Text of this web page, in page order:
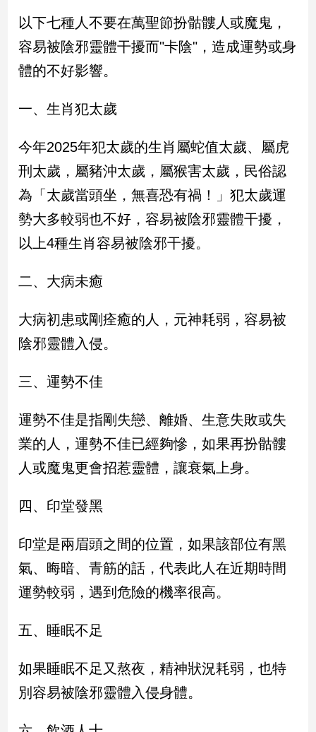
民
國
會
觀
點
兩
岸/
國
際
會/
方
新
冠
毒
區
南
灣
點
南
台
灣
點
樂
以下七種人不要在萬聖節扮骷髏人或魔鬼，
容易被陰邪靈體干擾而"卡陰"，造成運勢或身
體的不好影響。
一、生肖犯太歲
今年2025年犯太歲的生肖屬蛇值太歲、屬虎
刑太歲，屬豬沖太歲，屬猴害太歲，民俗認
為「太歲當頭坐，無喜恐有禍！」犯太歲運
勢大多較弱也不好，容易被陰邪靈體干擾，
以上4種生肖容易被陰邪干擾。
二、大病未癒
大病初患或剛痊癒的人，元神耗弱，容易被
陰邪靈體入侵。
三、運勢不佳
運勢不佳是指剛失戀、離婚、生意失敗或失
業的人，運勢不佳已經夠慘，如果再扮骷髏
人或魔鬼更會招惹靈體，讓衰氣上身。
四、印堂發黑
印堂是兩眉頭之間的位置，如果該部位有黑
氣、晦暗、青筋的話，代表此人在近期時間
運勢較弱，遇到危險的機率很高。
五、睡眠不足
如果睡眠不足又熬夜，精神狀況耗弱，也特
別容易被陰邪靈體入侵身體。